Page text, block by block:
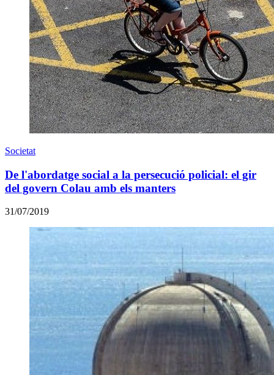
Societat
De l'abordatge social a la persecució policial: el gir
del govern Colau amb els manters
31/07/2019